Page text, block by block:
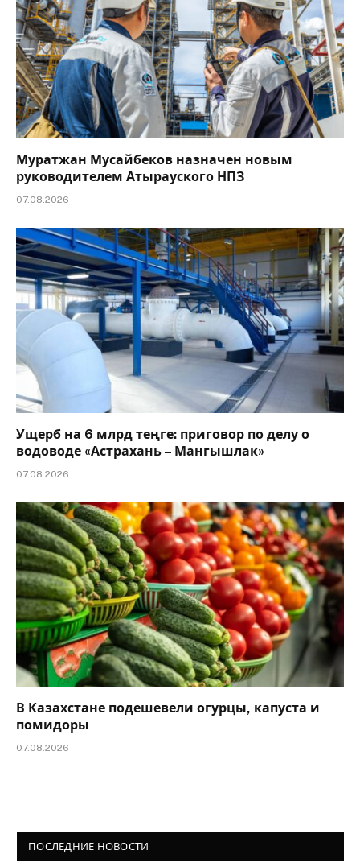
Муратжан Мусайбеков назначен новым
руководителем Атырауского НПЗ
07.08.2026
Ущерб на 6 млрд теңге: приговор по делу о
водоводе «Астрахань – Мангышлак»
07.08.2026
В Казахстане подешевели огурцы, капуста и
помидоры
07.08.2026
ПОСЛЕДНИЕ НОВОСТИ